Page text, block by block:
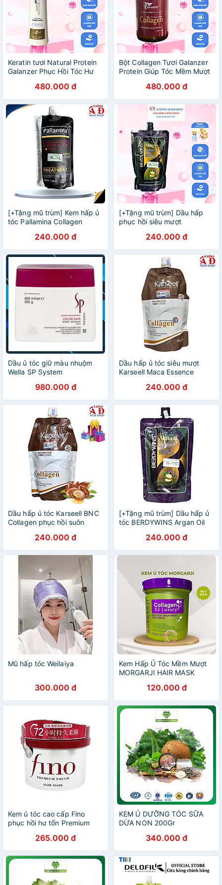
Keratin tươi Natural Protein
Galanzer Phục Hồi Tóc Hư
780ml + Gội xả gói Karseell
15ml
480.000 đ
Bột Collagen Tươi Galanzer
Protein Giúp Tóc Mềm Mượt
Ép Phục Hồi Tóc 50g + Gội
xả gói Karseell 15ml
480.000 đ
[+Tặng mũ trùm] Kem hấp ủ
tóc Pallamina Collagen
siêu mượt 500ml
240.000 đ
[+Tặng mũ trùm] Dầu hấp
phục hồi siêu mượt
Collagen 500ml
240.000 đ
Dầu ủ tóc giữ màu nhuộm
Wella SP System
Mask 400ml980.000 đ
Dầu hấp ủ tóc siêu mượt
Karseell Maca Essence
240.000 đ
Dầu hấp ủ tóc Karseell BNC
Collagen phục hồi suôn
240.000 đ
[+Tặng mũ trùm] Dầu hấp ủ
tóc BERDYWINS Argan Oil
siêu mượt 500ml
240.000 đ
Mũ hấp tóc Weilaiya
300.000 đ
Kem Hấp Ủ Tóc Mềm Mượt
MORGARJI HAIR MASK
Mượt, Chắc Khỏe Thơm Lâu
120.000 đ
Kem ủ tóc cao cấp Fino
phục hồi hư tổn Premium
265.000 đ
KEM Ủ DƯỠNG TÓC SỮA
DỪA NON 200Gr
340.000 đ